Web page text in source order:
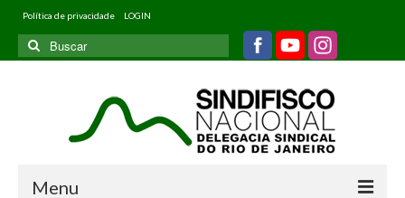
Política de privacidade LOGIN
Buscar
por:
Menu